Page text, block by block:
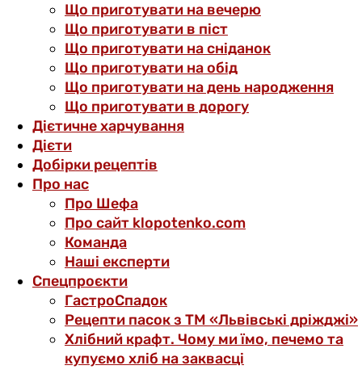
Що приготувати на вечерю
Що приготувати в піст
Що приготувати на сніданок
Що приготувати на обід
Що приготувати на день народження
Що приготувати в дорогу
Дієтичне харчування
Дієти
Добірки рецептів
Про нас
Про Шефа
Про сайт klopotenko.com
Команда
Наші експерти
Спецпроєкти
ГастроСпадок
Рецепти пасок з ТМ «Львівські дріжджі»
Хлібний крафт. Чому ми їмо, печемо та
купуємо хліб на заквасці